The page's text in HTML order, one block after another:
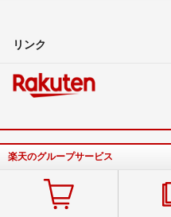
リンク
楽天のグループサービス